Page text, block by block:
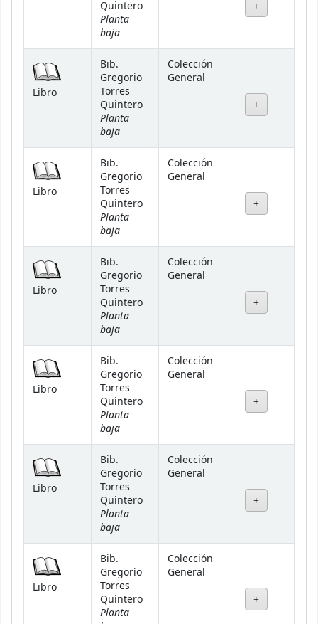
Quintero
Planta
baja
Libro
Bib.
Gregorio
Torres
Quintero
Planta
baja
Colección
General
Libro
Bib.
Gregorio
Torres
Quintero
Planta
baja
Colección
General
Libro
Bib.
Gregorio
Torres
Quintero
Planta
baja
Colección
General
Libro
Bib.
Gregorio
Torres
Quintero
Planta
baja
Colección
General
Libro
Bib.
Gregorio
Torres
Quintero
Planta
baja
Colección
General
Libro
Bib.
Gregorio
Torres
Quintero
Planta
Colección
General